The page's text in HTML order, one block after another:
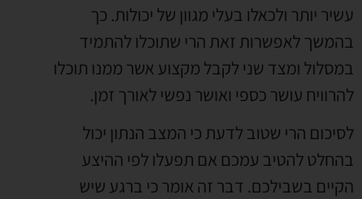
עשיר יותר ולכאלו בעלי מגוון של יכולות. כך
בהמשך לאפשרות זאת הרי שתוכלו להתמיד
במסלול ומצד שני לקבל מקצוע אשר ממנו תוכלו
להרוויח עושר כספי ואושר נפשי לאורך זמן.
לסיכום הרי שטוב לדעת כי המצב הנתון יכול
בהחלט להטיב עמכם אם תפעלו לפי ההיצע
הקיים בשבילכם. דבר זה אומר כי ברגע שיש